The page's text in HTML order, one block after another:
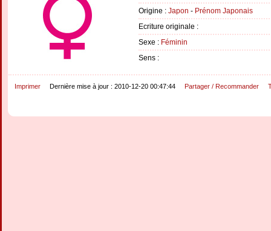
Origine : Japon - Prénom Japonais
Ecriture originale :
Sexe : Féminin
Sens :
Imprimer Dernière mise à jour : 2010-12-20 00:47:44 Partager / Recommander